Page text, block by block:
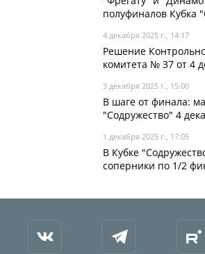
полуфиналов Кубка
4 декабря 2025 г., 14:17
Решение
комитета № 37 от 4
3 декабря 2025 г., 15:00
В шаге от финала:
"Содружество" 4
1 декабря 2025 г., 17:05
В Кубке
соперники по 1/2